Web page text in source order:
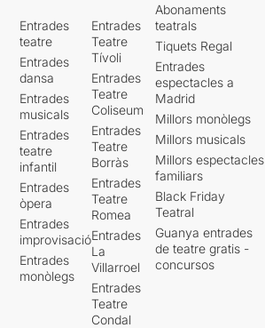
Entrades
teatre
Entrades
dansa
Entrades
musicals
Entrades
teatre
infantil
Entrades
òpera
Entrades
improvisació
Entrades
monòlegs
Entrades
Teatre
Tívoli
Entrades
Teatre
Coliseum
Entrades
Teatre
Borràs
Entrades
Teatre
Romea
Entrades
La
Villarroel
Entrades
Teatre
Condal
Abonaments
teatrals
Tiquets Regal
Entrades
espectacles a
Madrid
Millors monòlegs
Millors musicals
Millors espectacles
familiars
Black Friday
Teatral
Guanya entrades
de teatre gratis -
concursos